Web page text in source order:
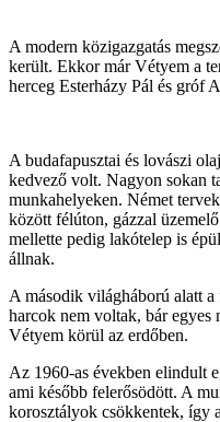
A modern közigazgatás
került. Ekkor már Vétyem a
herceg Esterházy Pál és gróf
A budafapusztai és lovászi
kedvező volt. Nagyon sokan
munkahelyeken. Német
között félúton, gázzal
mellette pedig lakótelep is
állnak.
A második világháború alatt
harcok nem voltak, bár egyes
Vétyem körül az erdőben.
Az 1960-as években elindult
ami később felerősödött. A
korosztályok csökkentek, így